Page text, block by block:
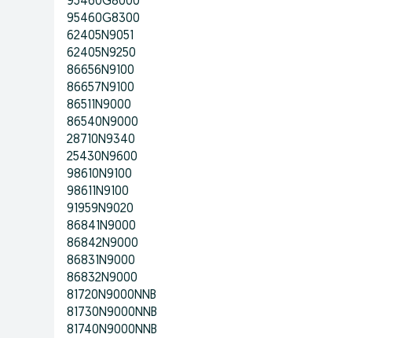
95460G8300
62405N9051
62405N9250
86656N9100
86657N9100
86511N9000
86540N9000
28710N9340
25430N9600
98610N9100
98611N9100
91959N9020
86841N9000
86842N9000
86831N9000
86832N9000
81720N9000NNB
81730N9000NNB
81740N9000NNB